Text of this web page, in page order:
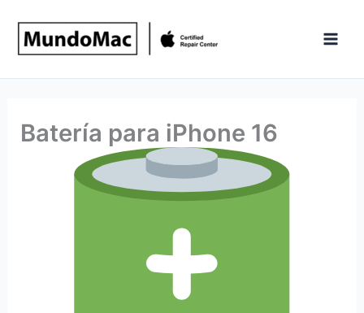
contenido
Batería para iPhone 16